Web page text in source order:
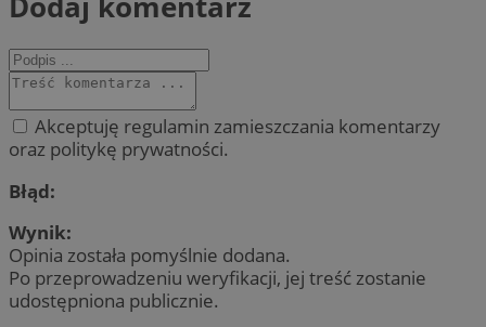
Akceptuję regulamin zamieszczania komentarzy
oraz politykę prywatności.
Błąd:
Wynik:
Opinia została pomyślnie dodana.
Po przeprowadzeniu weryfikacji, jej treść zostanie
udostępniona publicznie.